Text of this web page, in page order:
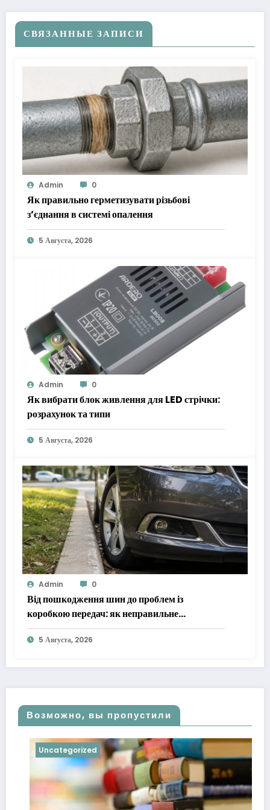
СВЯЗАННЫЕ ЗАПИСИ
Admin 0
Як правильно герметизувати різьбові
з’єднання в системі опалення
5 Августа, 2026
Admin 0
Як вибрати блок живлення для LED стрічки:
розрахунок та типи
5 Августа, 2026
Admin 0
Від пошкодження шин до проблем із
коробкою передач: як неправильне
паркування псує авто
5 Августа, 2026
Возможно, вы пропустили
Uncategorized